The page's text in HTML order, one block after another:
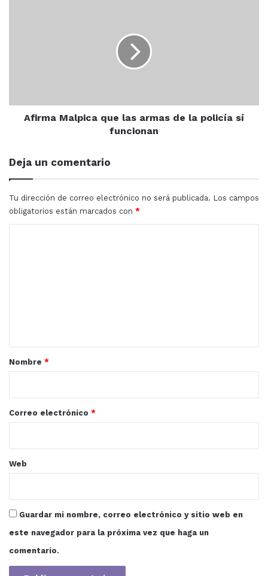
Las autoridades de la Ciudad de México expusieron que
hay 39 inmuebles bajo investigación
y se indagará más en los funcionarios públicos
ciudad de mexico fraudes
sí
funcionan
Afirma Malpica que las armas de la policía sí
funcionan
Deja un comentario
Tu dirección de correo electrónico no será publicada. Los campos
obligatorios están marcados con *
r
*
Nombre *
Correo electrónico *
Web
Guardar mi nombre, correo electrónico y sitio web en
este navegador para la próxima vez que haga un
comentario.